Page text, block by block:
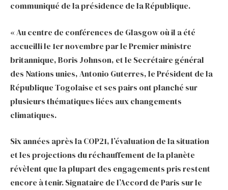
communiqué de la présidence de la République.
« Au centre de conférences de Glasgow où il a été
accueilli le 1er novembre par le Premier ministre
britannique, Boris Johnson, et le Secrétaire général
des Nations unies, Antonio Guterres, le Président de la
République Togolaise et ses pairs ont planché sur
plusieurs thématiques liées aux changements
climatiques.
Six années après la COP21, l’évaluation de la situation
et les projections du réchauffement de la planète
révèlent que la plupart des engagements pris restent
encore à tenir. Signataire de l’Accord de Paris sur le